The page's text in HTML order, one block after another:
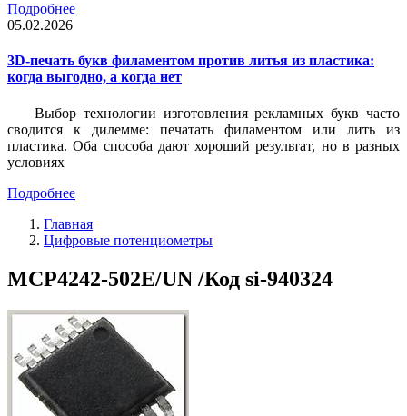
Подробнее
05.02.2026
3D-печать букв филаментом против литья из пластика:
когда выгодно, а когда нет
Выбор технологии изготовления рекламных букв часто
сводится к дилемме: печатать филаментом или лить из
пластика. Оба способа дают хороший результат, но в разных
условиях
Подробнее
Главная
Цифровые потенциометры
MCP4242-502E/UN /Код si-940324